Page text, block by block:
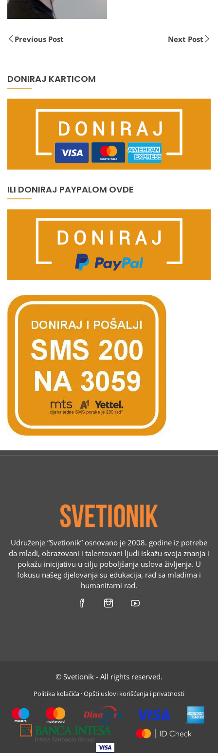
Previous Post Next Post
DONIRAJ KARTICOM
ILI DONIRAJ PAYPALOM OVDE
Udruženje “Svetionik” osnovano je 2008. godine iz potrebe
da mladi, obrazovani i talentovani ljudi iskažu svoja znanja i
pokažu inicijativu u cilju poboljšanja uslova življenja. U
fokusu našeg djelovanja su edukacija, rad sa mladima i
humanitarni rad.
© Svetionik - All rights reserved.
Politika kolačića ·Opšti uslovi korišćenja i privatnosti